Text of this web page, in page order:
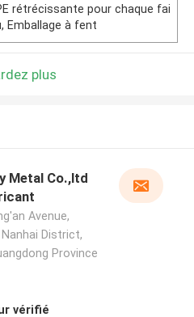
rétrécissante pour chaque fai
Emballage à fent
plus
Metal Co.,ltd
Avenue,
District,
Province
vérifié